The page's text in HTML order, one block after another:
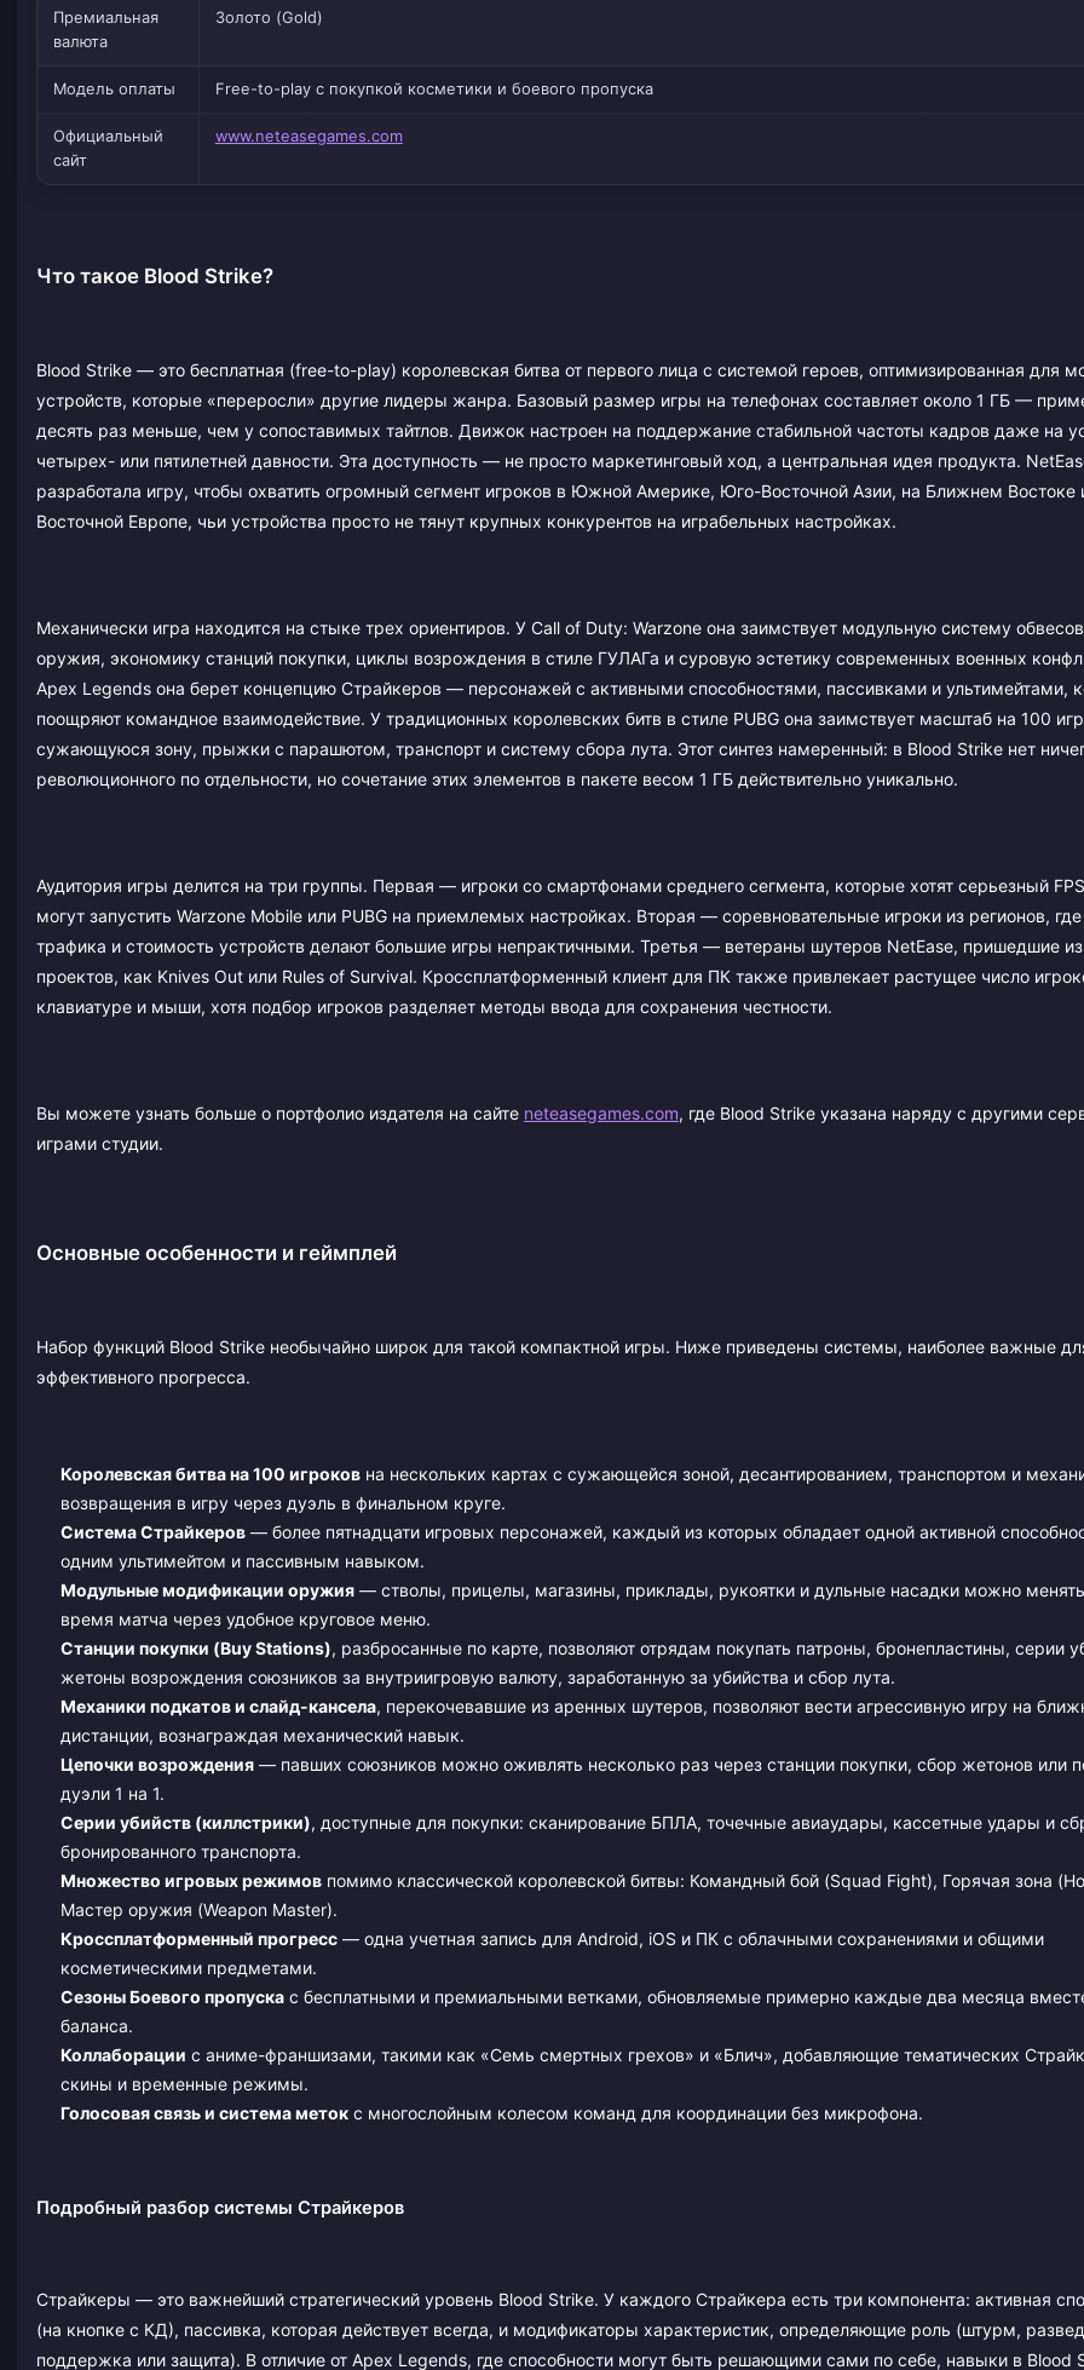
Премиальная
валюта
Золото (Gold)
Модель оплаты Free-to-play с покупкой косметики и боевого пропуска
Официальный
сайт
www.neteasegames.com
Что такое Blood Strike?
Blood Strike — это бесплатная (free-to-play) королевская битва от первого лица с системой героев, оптимизированная для
устройств, которые «переросли» другие лидеры жанра. Базовый размер игры на телефонах составляет около 1 ГБ —
десять раз меньше, чем у сопоставимых тайтлов. Движок настроен на поддержание стабильной частоты кадров даже на
четырех- или пятилетней давности. Эта доступность — не просто маркетинговый ход, а центральная идея продукта.
разработала игру, чтобы охватить огромный сегмент игроков в Южной Америке, Юго-Восточной Азии, на Ближнем Востоке
Восточной Европе, чьи устройства просто не тянут крупных конкурентов на играбельных настройках.
Механически игра находится на стыке трех ориентиров. У Call of Duty: Warzone она заимствует модульную систему
оружия, экономику станций покупки, циклы возрождения в стиле ГУЛАГа и суровую эстетику современных военных
Apex Legends она берет концепцию Страйкеров — персонажей с активными способностями, пассивками и ультимейтами,
поощряют командное взаимодействие. У традиционных королевских битв в стиле PUBG она заимствует масштаб на 100
сужающуюся зону, прыжки с парашютом, транспорт и систему сбора лута. Этот синтез намеренный: в Blood Strike нет
революционного по отдельности, но сочетание этих элементов в пакете весом 1 ГБ действительно уникально.
Аудитория игры делится на три группы. Первая — игроки со смартфонами среднего сегмента, которые хотят серьезный
могут запустить Warzone Mobile или PUBG на приемлемых настройках. Вторая — соревновательные игроки из регионов,
трафика и стоимость устройств делают большие игры непрактичными. Третья — ветераны шутеров NetEase, пришедшие из
проектов, как Knives Out или Rules of Survival. Кроссплатформенный клиент для ПК также привлекает растущее число
клавиатуре и мыши, хотя подбор игроков разделяет методы ввода для сохранения честности.
Вы можете узнать больше о портфолио издателя на сайте neteasegames.com, где Blood Strike указана наряду с другими
играми студии.
Основные особенности и геймплей
Набор функций Blood Strike необычайно широк для такой компактной игры. Ниже приведены системы, наиболее важные
эффективного прогресса.
Королевская битва на 100 игроковна нескольких картах с сужающейся зоной, десантированием, транспортом и
возвращения в игру через дуэль в финальном круге.
Система Страйкеров— более пятнадцати игровых персонажей, каждый из которых обладает одной активной
одним ультимейтом и пассивным навыком.
Модульные модификации оружия— стволы, прицелы, магазины, приклады, рукоятки и дульные насадки можно
время матча через удобное круговое меню.
Станции покупки (Buy Stations), разбросанные по карте, позволяют отрядам покупать патроны, бронепластины, серии
жетоны возрождения союзников за внутриигровую валюту, заработанную за убийства и сбор лута.
Механики подкатов и слайд-кансела, перекочевавшие из аренных шутеров, позволяют вести агрессивную игру на
дистанции, вознаграждая механический навык.
Цепочки возрождения— павших союзников можно оживлять несколько раз через станции покупки, сбор жетонов или
дуэли 1 на 1.
Серии убийств (киллстрики), доступные для покупки: сканирование БПЛА, точечные авиаудары, кассетные удары и
бронированного транспорта.
Множество игровых режимовпомимо классической королевской битвы: Командный бой (Squad Fight), Горячая зона
Мастер оружия (Weapon Master).
Кроссплатформенный прогресс— одна учетная запись для Android, iOS и ПК с облачными сохранениями и общими
косметическими предметами.
Сезоны Боевого пропускас бесплатными и премиальными ветками, обновляемые примерно каждые два месяца
баланса.
Коллаборации с аниме-франшизами, такими как «Семь смертных грехов» и «Блич», добавляющие тематических
скины и временные режимы.
Голосовая связь и система метокс многослойным колесом команд для координации без микрофона.
Подробный разбор системы Страйкеров
Страйкеры — это важнейший стратегический уровень Blood Strike. У каждого Страйкера есть три компонента: активная
(на кнопке с КД), пассивка, которая действует всегда, и модификаторы характеристик, определяющие роль (штурм,
поддержка или защита). В отличие от Apex Legends, где способности могут быть решающими сами по себе, навыки в Blood